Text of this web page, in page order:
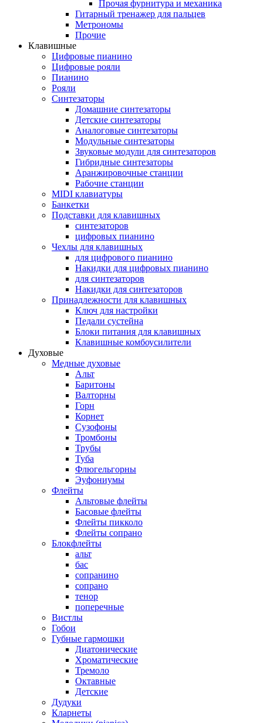
Прочая фурнитура и механика
Гитарный тренажер для пальцев
Метрономы
Прочие
Клавишные
Цифровые пианино
Цифровые рояли
Пианино
Рояли
Синтезаторы
Домашние синтезаторы
Детские синтезаторы
Аналоговые синтезаторы
Модульные синтезаторы
Звуковые модули для синтезаторов
Гибридные синтезаторы
Аранжировочные станции
Рабочие станции
MIDI клавиатуры
Банкетки
Подставки для клавишных
синтезаторов
цифровых пианино
Чехлы для клавишных
для цифрового пианино
Накидки для цифровых пианино
для синтезаторов
Накидки для синтезаторов
Принадлежности для клавишных
Ключ для настройки
Педали сустейна
Блоки питания для клавишных
Клавишные комбоусилители
Духовые
Медные духовые
Альт
Баритоны
Валторны
Горн
Корнет
Сузофоны
Тромбоны
Трубы
Туба
Флюгельгорны
Эуфониумы
Флейты
Альтовые флейты
Басовые флейты
Флейты пикколо
Флейты сопрано
Блокфлейты
альт
бас
сопранино
сопрано
тенор
поперечные
Вистлы
Гобои
Губные гармошки
Диатонические
Хроматические
Тремоло
Октавные
Детские
Дудуки
Кларнеты